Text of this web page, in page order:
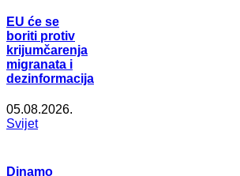
EU će se
boriti protiv
krijumčarenja
migranata i
dezinformacija
05.08.2026.
Svijet
Dinamo